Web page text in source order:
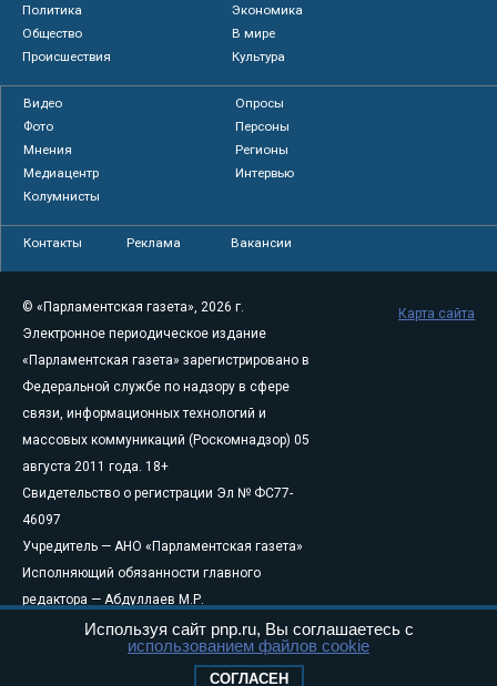
Политика
Экономика
Общество
В мире
Происшествия
Культура
Видео
Опросы
Фото
Персоны
Мнения
Регионы
Медиацентр
Интервью
Колумнисты
Контакты Реклама Вакансии
© «Парламентская газета», 2026 г.
Электронное периодическое издание
«Парламентская газета» зарегистрировано в
Федеральной службе по надзору в сфере
связи, информационных технологий и
массовых коммуникаций (Роскомнадзор) 05
августа 2011 года. 18+
Свидетельство о регистрации Эл № ФС77-
46097
Учредитель — АНО «Парламентская газета»
Исполняющий обязанности главного
редактора — Абдуллаев М.Р.
Тел.: +7 (495) 637–69–79 E-mail:pg@pnp.ru
«Парламентская газета» - официальное еженедельное издание
Федерального Собрания РФ. Издается с 1997 года. Учредители
Карта сайта
Используя сайт pnp.ru, Вы соглашаетесь с
использованием файлов cookie
СОГЛАСЕН